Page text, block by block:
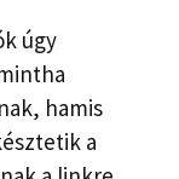
úgy
hamis
a